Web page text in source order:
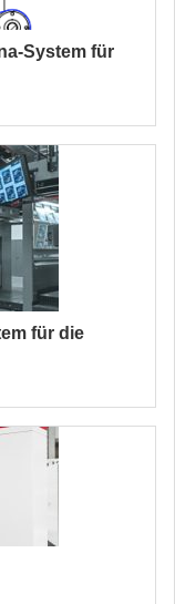
System für
für die